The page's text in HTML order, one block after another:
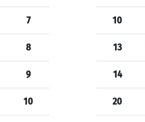
7
8
9
10
10
13
14
20